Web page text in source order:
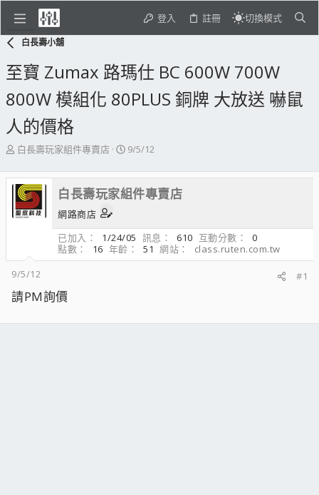
登入 註冊 切換模式
白長壽小舖
至寶 Zumax 路瑪仕 BC 600W 700W
800W 模組化 80PLUS 銅牌 大放送 嚇鼠
人的價格
主
發
起
人
白長壽玩家組件專賣店
開
日
期
9/5/12
白長壽玩家組件專賣店
網路商店
已加入
1/24/05 訊息 610 互動分數
0
點數
16 年齡 51 網站
class.ruten.com.tw
9/5/12
#1
請PM詢價